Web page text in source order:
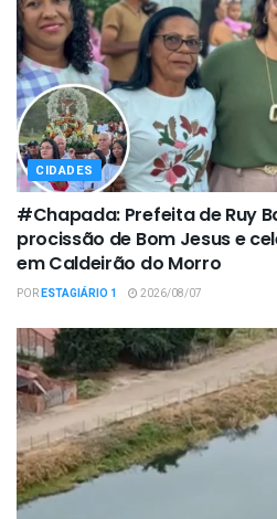
CIDADES
#Chapada: Prefeita de Ruy
procissão de Bom Jesus e
em Caldeirão do Morro
PORESTAGIÁRIO 1 2026/08/07